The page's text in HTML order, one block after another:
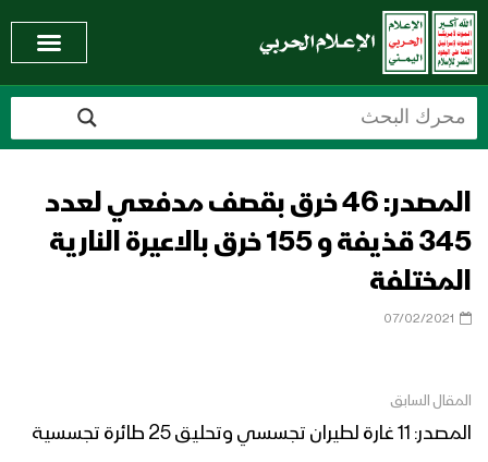
المصدر: 46 خرق بقصف مدفعي لعدد
345 قذيفة و 155 خرق بالاعيرة النارية
المختلفة
07/02/2021
المقال السابق
المصدر: 11 غارة لطيران تجسسي وتحليق 25 طائرة تجسسية